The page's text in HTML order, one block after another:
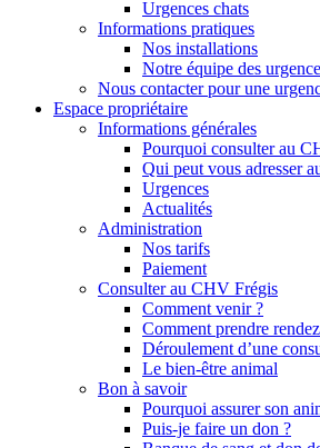
Urgences chats
Informations pratiques
Nos installations
Notre équipe des
Nous contacter pour une
Espace propriétaire
Informations générales
Pourquoi consulter au
Qui peut vous adresser
Urgences
Actualités
Administration
Nos tarifs
Paiement
Consulter au CHV Frégis
Comment venir ?
Comment prendre
Déroulement d’une
Le bien-être animal
Bon à savoir
Pourquoi assurer son
Puis-je faire un don ?